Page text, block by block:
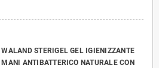
WALAND STERIGEL GEL IGIENIZZANTE
MANI ANTIBATTERICO NATURALE CON